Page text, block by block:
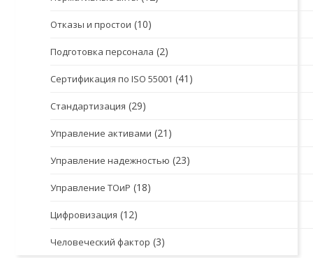
Отказы и простои (10)
Подготовка персонала (2)
Сертификация по ISO 55001 (41)
Стандартизация (29)
Управление активами (21)
Управление надежностью (23)
Управление ТОиР (18)
Цифровизация (12)
Человеческий фактор (3)